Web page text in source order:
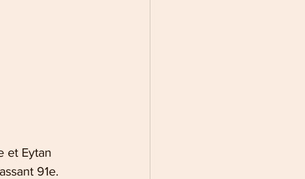
et Eytan
91e.